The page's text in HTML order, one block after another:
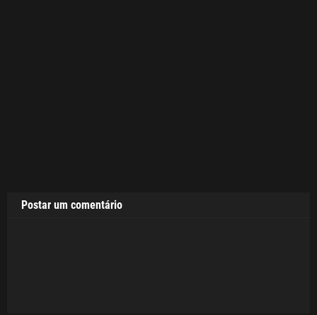
Postar um comentário